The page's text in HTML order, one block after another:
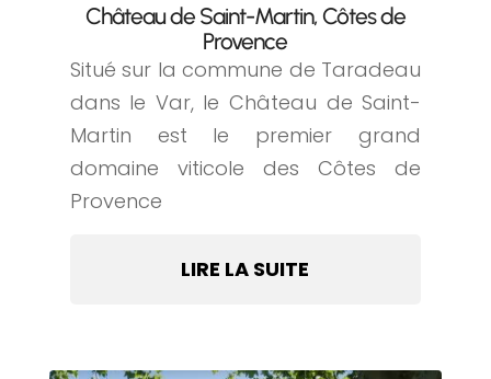
Château de Saint-Martin, Côtes de
Provence
Situé sur la commune de Taradeau
dans le Var, le Château de Saint-
Martin est le premier grand
domaine viticole des Côtes de
Provence
LIRE LA SUITE